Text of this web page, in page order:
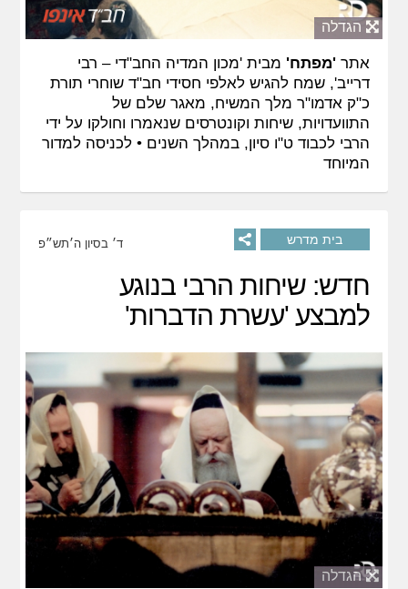
הגדלה
אתר'מפתח' מבית 'מכון המדיה החב"די – רבי
דרייב', שמח להגיש לאלפי חסידי חב"ד שוחרי תורת
כ"ק אדמו"ר מלך המשיח, מאגר שלם של
התוועדויות, שיחות וקונטרסים שנאמרו וחולקו על ידי
הרבי לכבוד ט"ו סיון, במהלך השנים •לכניסה למדור
המיוחד
בית מדרש ד׳ בסיון ה׳תש״פ
חדש: שיחות הרבי בנוגע
למבצע 'עשרת הדברות'
הגדלה